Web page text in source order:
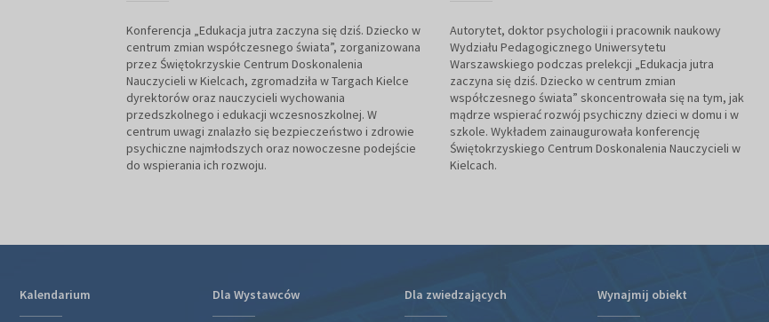
Konferencja „Edukacja jutra zaczyna się dziś. Dziecko w
centrum zmian współczesnego świata”, zorganizowana
przez Świętokrzyskie Centrum Doskonalenia
Nauczycieli w Kielcach, zgromadziła w Targach Kielce
dyrektorów oraz nauczycieli wychowania
przedszkolnego i edukacji wczesnoszkolnej. W
centrum uwagi znalazło się bezpieczeństwo i zdrowie
psychiczne najmłodszych oraz nowoczesne podejście
do wspierania ich rozwoju.
Autorytet, doktor psychologii i pracownik naukowy
Wydziału Pedagogicznego Uniwersytetu
Warszawskiego podczas prelekcji „Edukacja jutra
zaczyna się dziś. Dziecko w centrum zmian
współczesnego świata” skoncentrowała się na tym, jak
mądrze wspierać rozwój psychiczny dzieci w domu i w
szkole. Wykładem zainaugurowała konferencję
Świętokrzyskiego Centrum Doskonalenia Nauczycieli w
Kielcach.
Kalendarium Dla Wystawców Dla zwiedzających Wynajmij obiekt